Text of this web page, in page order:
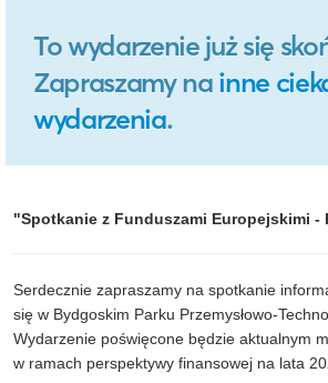
To wydarzenie już się
Zapraszamy na inne
wydarzenia.
"Spotkanie z Funduszami Europejskimi -
Serdecznie zapraszamy na spotkanie
się w Bydgoskim Parku Przemysłowo-
Wydarzenie poświęcone będzie aktualnym
w ramach perspektywy finansowej na lata